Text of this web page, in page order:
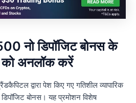
नो डिपॉजिट बोनस के
को अनलॉक करें
द्वारा पेश किए गए गतिशील व्यापारिक
बोनस। यह प्रमोशन विशेष